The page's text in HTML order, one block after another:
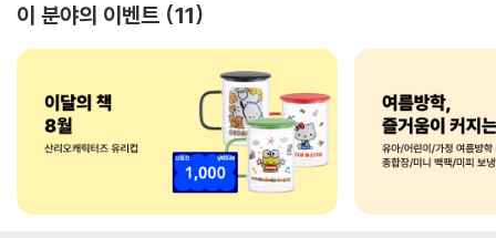
이 분야의 이벤트 11